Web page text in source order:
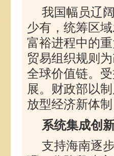
我国幅员辽
少有，统筹区
富裕进程中的
贸易组织规则
全球价值链。
展。财政部以
放型经济新体
系统集成创
支持海南逐